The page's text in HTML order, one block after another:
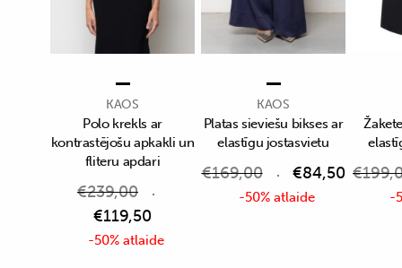
KAOS
Polo krekls ar
kontrastējošu apkakli un
fliteru apdari
€239,00
€119,50
-50% atlaide
KAOS
Platas sieviešu bikses ar
elastīgu jostasvietu
€169,00 €84,50
-50% atlaide
€
-